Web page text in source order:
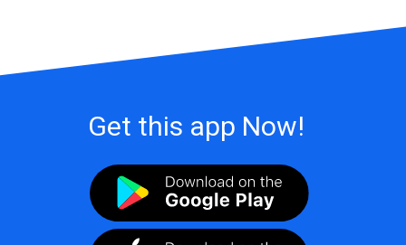
Get this app Now!